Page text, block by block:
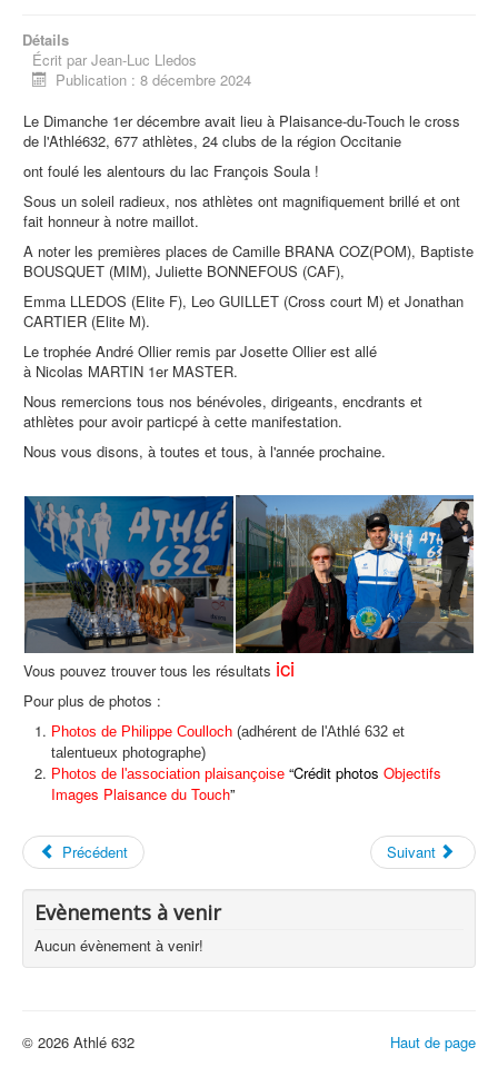
Détails
Écrit par Jean-Luc Lledos
Publication : 8 décembre 2024
Le Dimanche 1er décembre avait lieu à Plaisance-du-Touch le cross
de l'Athlé632, 677 athlètes, 24 clubs de la région Occitanie
ont foulé les alentours du lac François Soula !
Sous un soleil radieux, nos athlètes ont magnifiquement brillé et ont
fait honneur à notre maillot.
A noter les premières places de Camille BRANA COZ(POM), Baptiste
BOUSQUET (MIM), Juliette BONNEFOUS (CAF),
Emma LLEDOS (Elite F), Leo GUILLET (Cross court M) et Jonathan
CARTIER (Elite M).
Le trophée André Ollier remis par Josette Ollier est allé
à Nicolas MARTIN 1er MASTER.
Nous remercions tous nos bénévoles, dirigeants, encdrants et
athlètes pour avoir particpé à cette manifestation.
Nous vous disons, à toutes et tous, à l'année prochaine.
Vous pouvez trouver tous les résultats ici
Pour plus de photos :
Photos de Philippe Coulloch (adhérent de l'Athlé 632 et
talentueux photographe)
Photos de l'association plaisançoise “Crédit photos Objectifs
Images Plaisance du Touch”
Précédent Suivant
Evènements à venir
Aucun évènement à venir!
Haut de page
© 2026 Athlé 632